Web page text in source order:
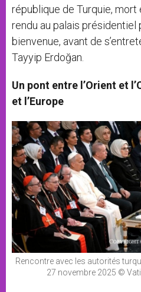
république de Turquie, mort
rendu au palais présidentiel
bienvenue, avant de
Tayyip Erdoğan.
Un pont entre l’Orient et
et l’Europe
Rencontre avec les autorités
27 novembre 2025 ©